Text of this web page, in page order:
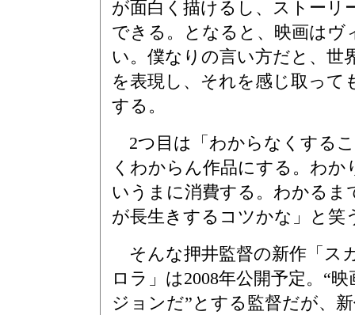
が面白く描けるし、ストーリ
できる。となると、映画は
い。僕なりの言い方だと、世
を表現し、それを感じ取って
する。
2つ目は「わからなくする
くわからん作品にする。わ
いうまに消費する。わかる
が長生きするコツかな」と笑
そんな押井監督の新作「ス
ロラ」は2008年公開予定。“
ジョンだ”とする監督だが、